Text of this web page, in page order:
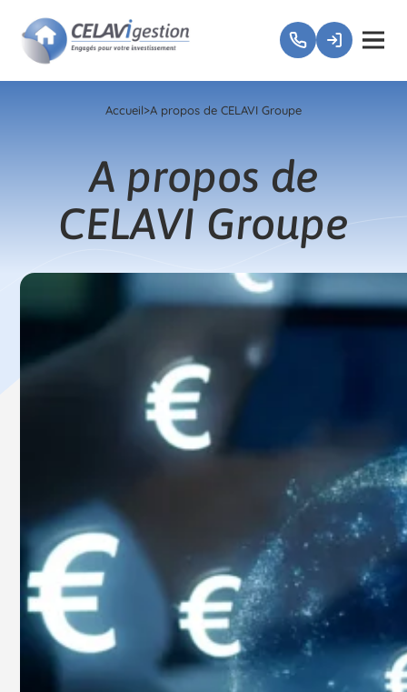
Accueil>A propos de CELAVI Groupe
A propos de
CELAVI Groupe